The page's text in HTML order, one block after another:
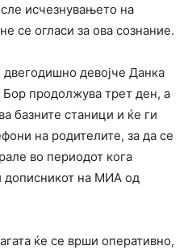
исчезнувањето на
се огласи за ова сознание.
двегодишно девојче Данка
продолжува трет ден, а
базните станици и ќе ги
на родителите, за да се
во периодот кога
дописникот на МИА од
ќе се врши оперативно,